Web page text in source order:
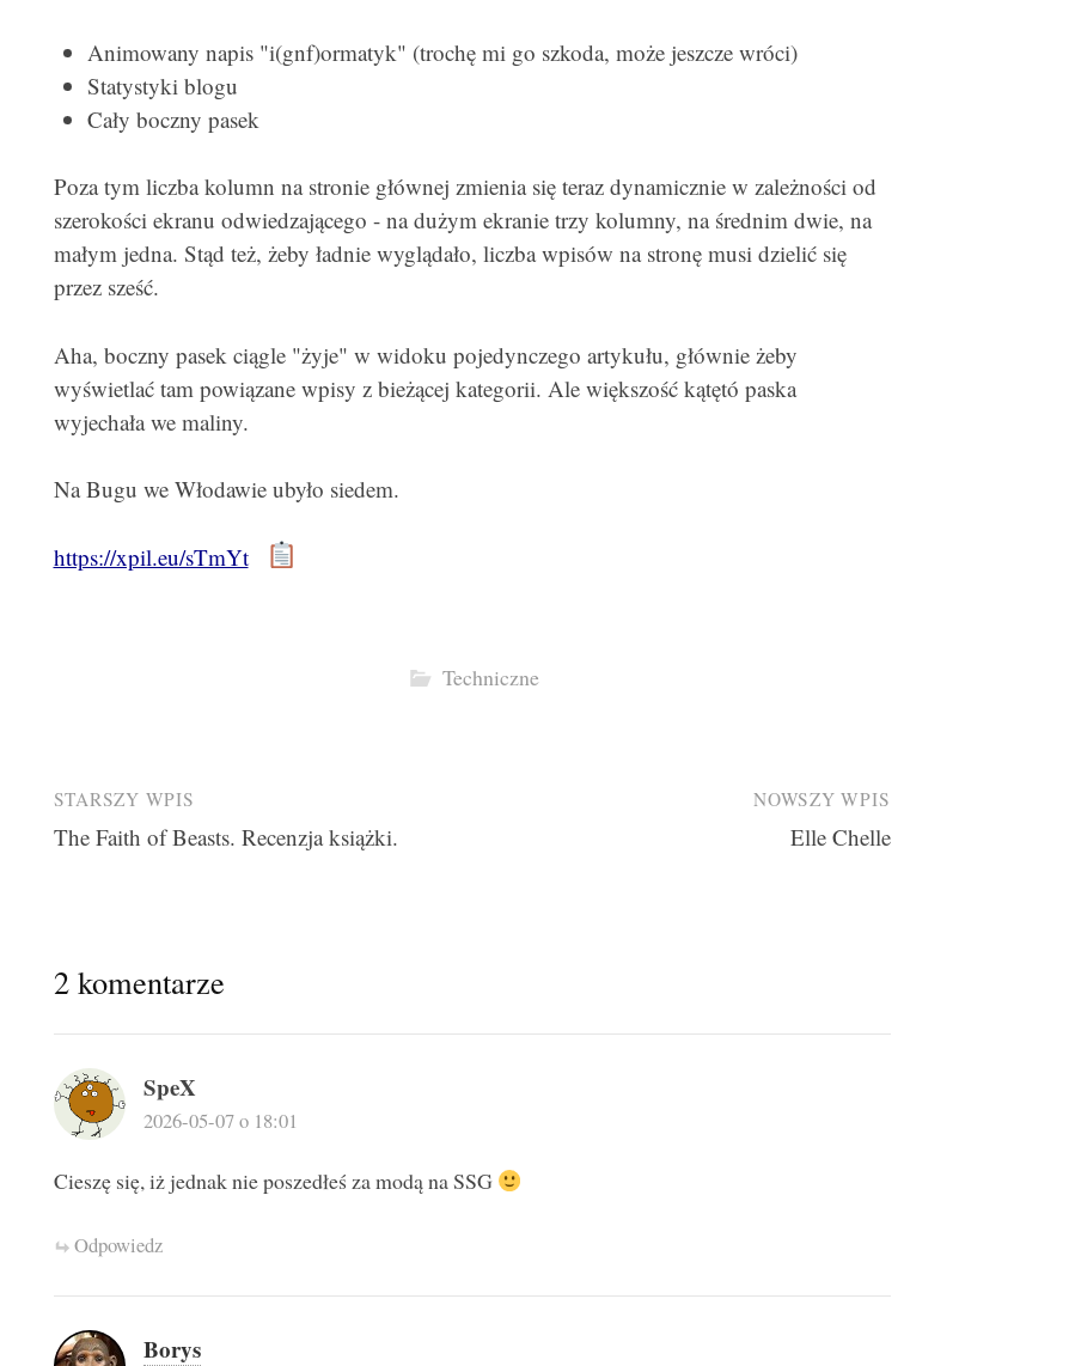
Animowany napis "i(gnf)ormatyk" (trochę mi go szkoda, może jeszcze wróci)
Statystyki blogu
Cały boczny pasek
Poza tym liczba kolumn na stronie głównej zmienia się teraz dynamicznie w zależności od
szerokości ekranu odwiedzającego - na dużym ekranie trzy kolumny, na średnim dwie, na
małym jedna. Stąd też, żeby ładnie wyglądało, liczba wpisów na stronę musi dzielić się
przez sześć.
Aha, boczny pasek ciągle "żyje" w widoku pojedynczego artykułu, głównie żeby
wyświetlać tam powiązane wpisy z bieżącej kategorii. Ale większość kątętó paska
wyjechała we maliny.
Na Bugu we Włodawie ubyło siedem.
https://xpil.eu/sTmYt
Techniczne
Post
STARSZY WPIS
The Faith of Beasts. Recenzja książki.
NOWSZY WPIS
Elle Chelle
2 komentarze
SpeX
2026-05-07 o 18:01
Cieszę się, iż jednak nie poszedłeś za modą na SSG
Odpowiedz
Borys